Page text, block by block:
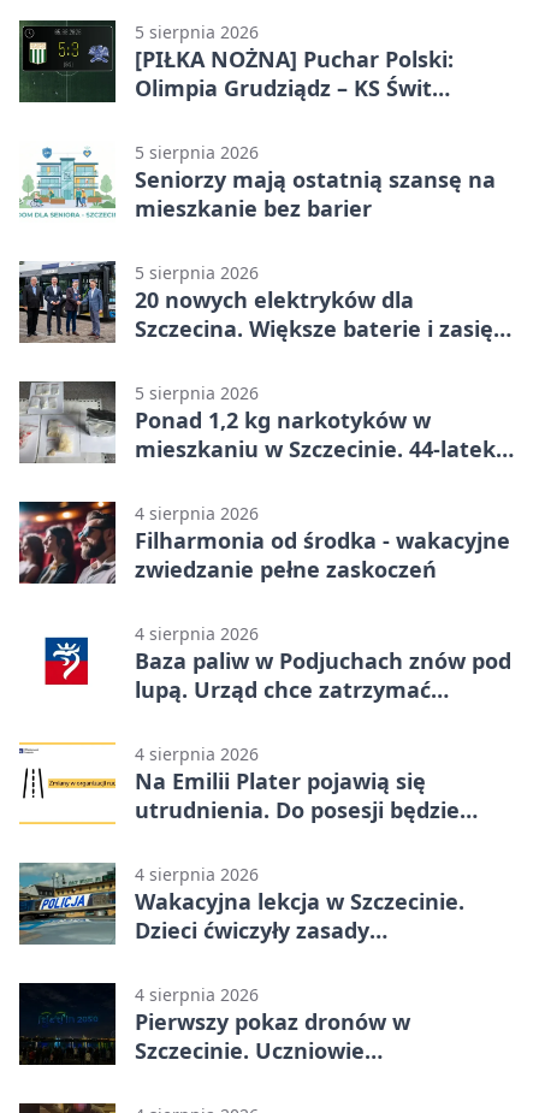
5 sierpnia 2026
[PIŁKA NOŻNA] Puchar Polski:
Olimpia Grudziądz – KS Świt
stracił dwubramkowe prowadzenie
5 sierpnia 2026
Seniorzy mają ostatnią szansę na
mieszkanie bez barier
5 sierpnia 2026
20 nowych elektryków dla
Szczecina. Większe baterie i zasięg
5 sierpnia 2026
Ponad 1,2 kg narkotyków w
mieszkaniu w Szczecinie. 44-latek
4 sierpnia 2026
Filharmonia od środka - wakacyjne
zwiedzanie pełne zaskoczeń
4 sierpnia 2026
Baza paliw w Podjuchach znów pod
lupą. Urząd chce zatrzymać
4 sierpnia 2026
Na Emilii Plater pojawią się
utrudnienia. Do posesji będzie
4 sierpnia 2026
Wakacyjna lekcja w Szczecinie.
Dzieci ćwiczyły zasady
4 sierpnia 2026
Pierwszy pokaz dronów w
Szczecinie. Uczniowie